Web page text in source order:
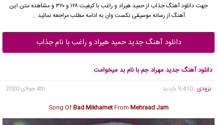
جهت دانلود آهنگ جذاب از حمید هیراد و راغب با کیفیت ۱۲۸ و ۳۲۰ و مشاهده متن این
آهنگ از رسانه موسیقی نکست وان به ادامه مطلب مراجعه نمائید …
دانلود آهنگ جدید حمید هیراد و راغب با نام جذاب
دانلود آهنگ جدید مهراد جم با نام بد میخوامت
بزودی , 9,410 بازدید
4th جولای 2020
Song OfBad MikhametFrom Mehraad Jam